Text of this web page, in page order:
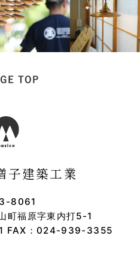
子建築工業
8061
町福原字東内打5-1
FAX：024-939-3355